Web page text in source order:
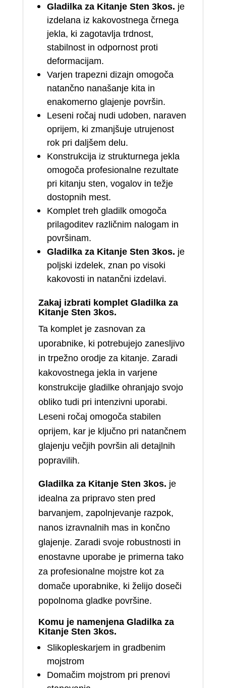
Gladilka za Kitanje Sten 3kos. je
izdelana iz kakovostnega črnega
jekla, ki zagotavlja trdnost,
stabilnost in odpornost proti
deformacijam.
Varjen trapezni dizajn omogoča
natančno nanašanje kita in
enakomerno glajenje površin.
Leseni ročaj nudi udoben, naraven
oprijem, ki zmanjšuje utrujenost
rok pri daljšem delu.
Konstrukcija iz strukturnega jekla
omogoča profesionalne rezultate
pri kitanju sten, vogalov in težje
dostopnih mest.
Komplet treh gladilk omogoča
prilagoditev različnim nalogam in
površinam.
Gladilka za Kitanje Sten 3kos. je
poljski izdelek, znan po visoki
kakovosti in natančni izdelavi.
Zakaj izbrati komplet Gladilka za
Kitanje Sten 3kos.
Ta komplet je zasnovan za
uporabnike, ki potrebujejo zanesljivo
in trpežno orodje za kitanje. Zaradi
kakovostnega jekla in varjene
konstrukcije gladilke ohranjajo svojo
obliko tudi pri intenzivni uporabi.
Leseni ročaj omogoča stabilen
oprijem, kar je ključno pri natančnem
glajenju večjih površin ali detajlnih
popravilih.
Gladilka za Kitanje Sten 3kos. je
idealna za pripravo sten pred
barvanjem, zapolnjevanje razpok,
nanos izravnalnih mas in končno
glajenje. Zaradi svoje robustnosti in
enostavne uporabe je primerna tako
za profesionalne mojstre kot za
domače uporabnike, ki želijo doseči
popolnoma gladke površine.
Komu je namenjena Gladilka za
Kitanje Sten 3kos.
Slikopleskarjem in gradbenim
mojstrom
Domačim mojstrom pri prenovi